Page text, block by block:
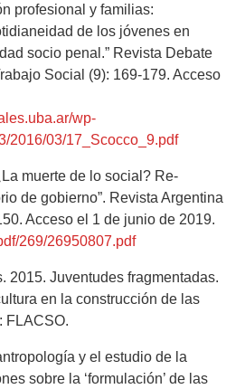
profesional y familias:
de los jóvenes en
socio penal.” Revista Debate
Social (9): 169-179. Acceso
wp-
2016/03/17_Scocco_9.pdf
muerte de lo social? Re-
de gobierno”. Revista Argentina
Acceso el 1 de junio de 2019.
269/26950807.pdf
2015. Juventudes fragmentadas.
en la construcción de las
FLACSO.
y el estudio de la
sobre la ‘formulación’ de las